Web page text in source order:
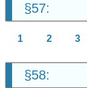
§57:
1 2 3
§58: